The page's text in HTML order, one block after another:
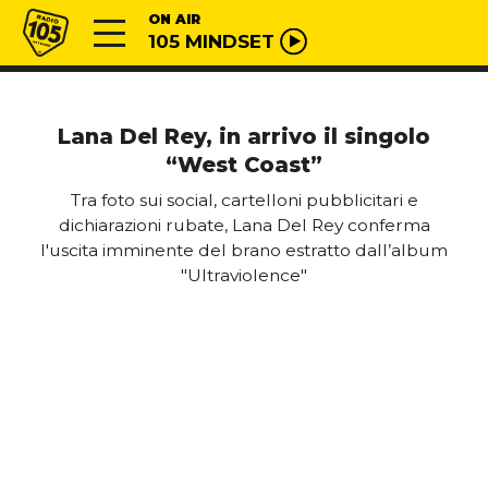
Vai al contenuto
Radio 105 ON AIR
105 MINDSET
Lana Del Rey, in arrivo il singolo
“West Coast”
Tra foto sui social, cartelloni pubblicitari e
dichiarazioni rubate, Lana Del Rey conferma
l'uscita imminente del brano estratto dall’album
"Ultraviolence"